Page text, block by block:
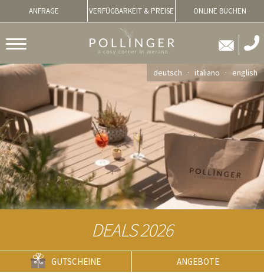
ANFRAGE VERFÜGBARKEIT & PREISE ONLINE BUCHEN
deutsch italiano english
DEALS 2026
GUTSCHEINE ANGEBOTE